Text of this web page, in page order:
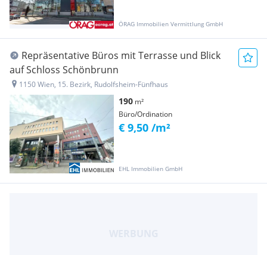
ÖRAG Immobilien Vermittlung GmbH
Repräsentative Büros mit Terrasse und Blick
auf Schloss Schönbrunn
1150 Wien, 15. Bezirk, Rudolfsheim-Fünfhaus
190 m²
Büro/Ordination
EHL Immobilien GmbH
€ 9,50 /m²